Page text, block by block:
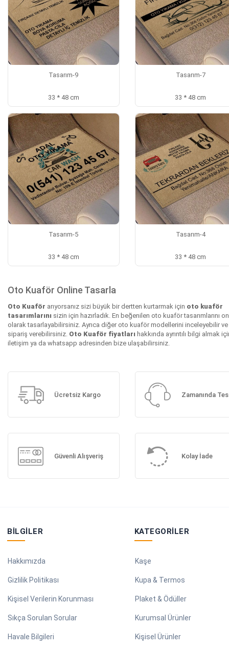
Tasarım-9
33 * 48 cm
Tasarım-7
33 * 48 cm
Tasarım-5
33 * 48 cm
Tasarım-4
33 * 48 cm
Oto Kuaför Online Tasarla
Oto Kuaför arıyorsanız sizi büyük bir dertten kurtarmak için oto kuaför
tasarımlarını sizin için hazırladık. En beğenilen oto kuaför tasarımlarını
olarak tasarlayabilirsiniz. Ayrıca diğer oto kuaför modellerini inceleyebilir ve
sipariş verebilirsiniz. Oto Kuaför fiyatları hakkında ayrıntılı bilgi almak
iletişim ya da whatsapp adresinden bize ulaşabilirsiniz.
Ücretsiz Kargo Zamanında
Güvenli Alışveriş Kolay İade
BILGILER
Hakkımızda
Gizlilik Politikası
Kişisel Verilerin Korunması
Sıkça Sorulan Sorular
Havale Bilgileri
KATEGORILER
Kaşe
Kupa & Termos
Plaket & Ödüller
Kurumsal Ürünler
Kişisel Ürünler